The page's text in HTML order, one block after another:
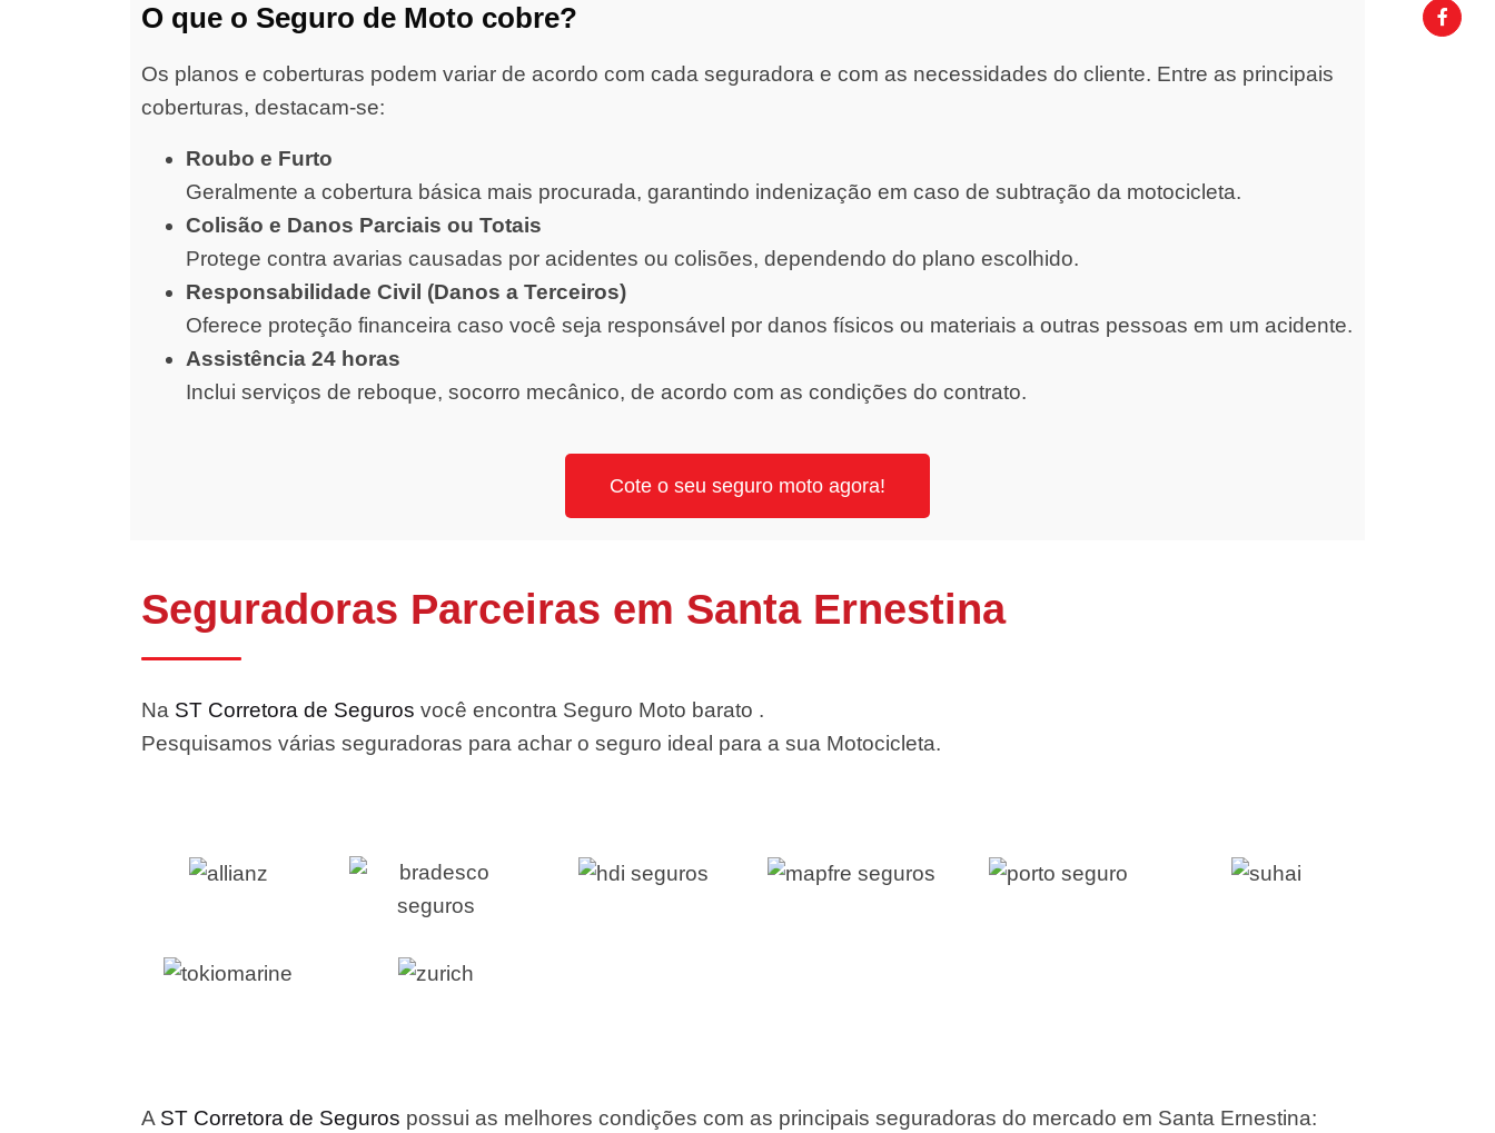
O que o Seguro de Moto cobre?
Os planos e coberturas podem variar de acordo com cada seguradora e com as necessidades do cliente. Entre as principais
coberturas, destacam-se:
Roubo e Furto
Geralmente a cobertura básica mais procurada, garantindo indenização em caso de subtração da motocicleta.
Colisão e Danos Parciais ou Totais
Protege contra avarias causadas por acidentes ou colisões, dependendo do plano escolhido.
Responsabilidade Civil (Danos a Terceiros)
Oferece proteção financeira caso você seja responsável por danos físicos ou materiais a outras pessoas em um acidente.
Assistência 24 horas
Inclui serviços de reboque, socorro mecânico, de acordo com as condições do contrato.
Cote o seu seguro moto agora!
Seguradoras Parceiras em Santa Ernestina
Na ST Corretora de Seguros você encontra Seguro Moto barato .
Pesquisamos várias seguradoras para achar o seguro ideal para a sua Motocicleta.
A ST Corretora de Seguros possui as melhores condições com as principais seguradoras do mercado em Santa Ernestina: